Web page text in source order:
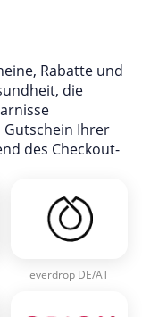
Rabatte und
die
Gutschein Ihrer
des Checkout-
everdrop DE/AT